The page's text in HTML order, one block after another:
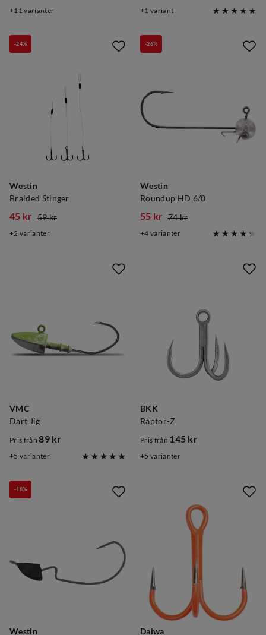
discounted
original
11 varianter
discounted
original
1 variant
Westin
Braided Stinger
-24%
discounted
45 kr
original
59 kr
2 varianter
Westin
Roundup HD 6/0
-26%
discounted
55 kr
original
74 kr
4 varianter
VMC
Dart Jig
price
Pris från89 kr
5 varianter
BKK
Raptor-Z
price
Pris från 145 kr
5 varianter
Westin
-18%
Daiwa